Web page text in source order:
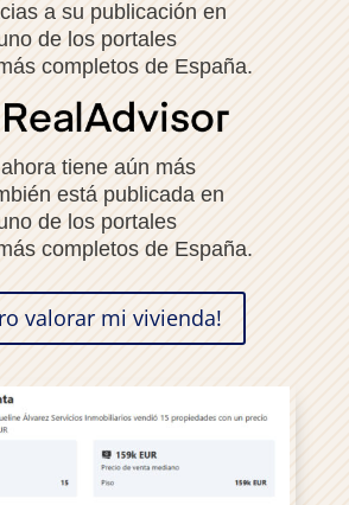
a su publicación en
de los portales
completos de España.
tiene aún más
está publicada en
de los portales
completos de España.
valorar mi vivienda!